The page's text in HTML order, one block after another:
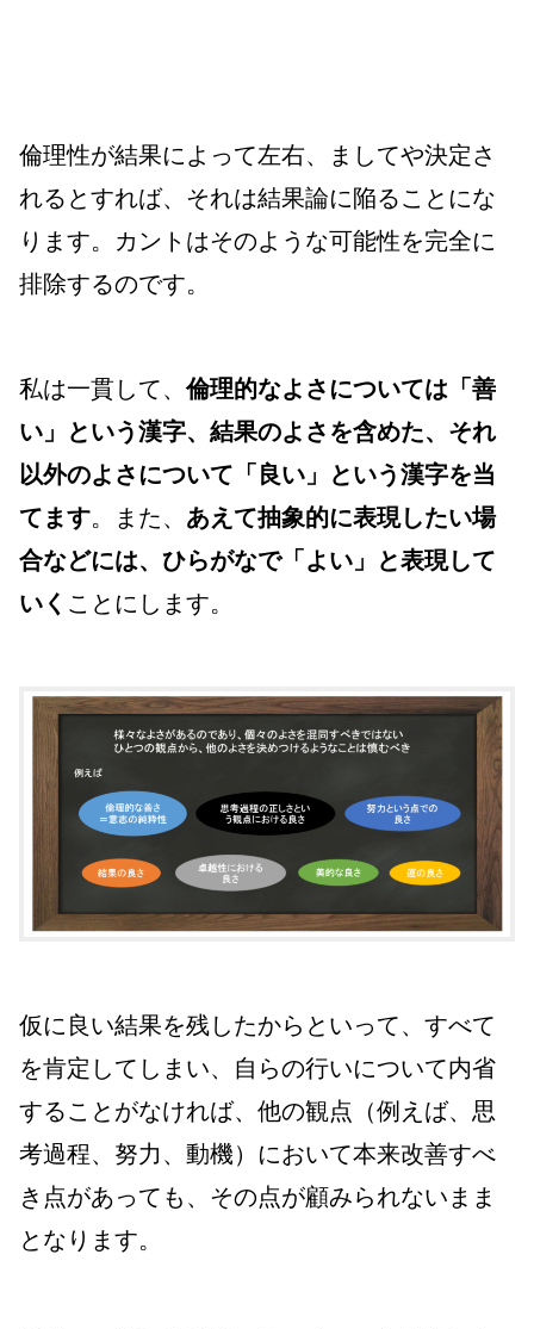
倫理性が結果によって左右、ましてや決定さ
れるとすれば、それは結果論に陥ることにな
ります。カントはそのような可能性を完全に
排除するのです。
私は一貫して、倫理的なよさについては「善
い」という漢字、結果のよさを含めた、それ
以外のよさについて「良い」という漢字を当
てます。また、 あえて抽象的に表現したい場
合などには、ひらがなで「よい」と表現して
いく ことにします。
仮に良い結果を残したからといって、すべて
を肯定してしまい、自らの行いについて内省
することがなければ、他の観点（例えば、思
考過程、努力、動機）において本来改善すべ
き点があっても、その点が顧みられないまま
となります。